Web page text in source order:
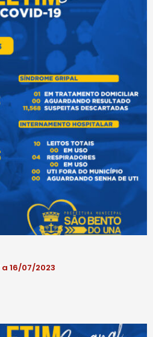
16/07/2023